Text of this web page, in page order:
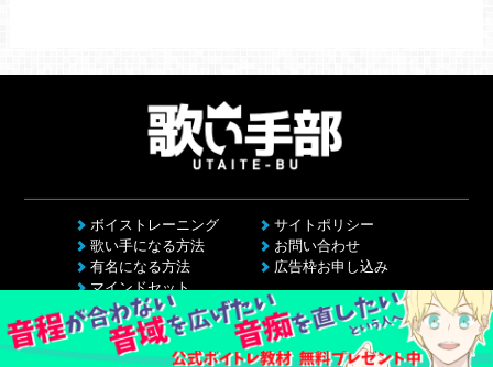
ボイストレーニング
歌い手になる方法
有名になる方法
マインドセット
コラム
サイトポリシー
お問い合わせ
広告枠お申し込み